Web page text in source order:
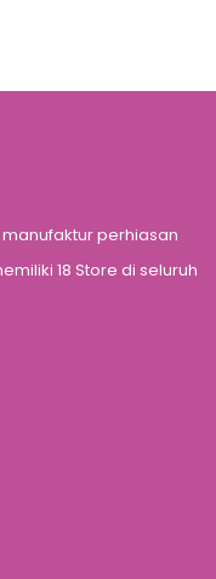
perhiasan
18 Store di seluruh